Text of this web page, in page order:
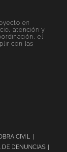
en
atención y
el
con las
CIVIL
DE DENUNCIAS